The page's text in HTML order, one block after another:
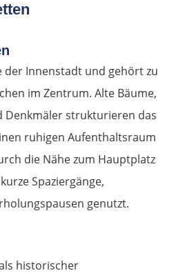
der Innenstadt und gehört zu
im Zentrum. Alte Bäume,
Denkmäler strukturieren das
ruhigen Aufenthaltsraum
die Nähe zum Hauptplatz
Spaziergänge,
genutzt.
historischer